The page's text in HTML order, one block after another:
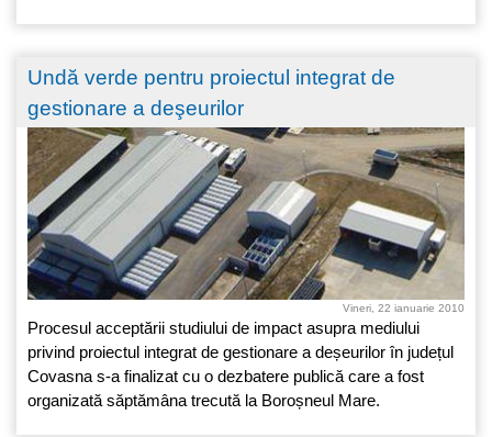
Undă verde pentru proiectul integrat de
gestionare a deşeurilor
Vineri, 22 ianuarie 2010
Procesul acceptării studiului de impact asupra mediului
privind proiectul integrat de gestionare a deșeurilor în județul
Covasna s-a finalizat cu o dezbatere publică care a fost
organizată săptămâna trecută la Boroșneul Mare.